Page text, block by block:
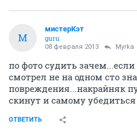
М
мистерКэт
guru
08 февраля 2013 Myrka
по фото судить
смотрел не на одном сто
повреждения...накрайняк
скинут и самому убедиться
ОТВЕТИТЬ